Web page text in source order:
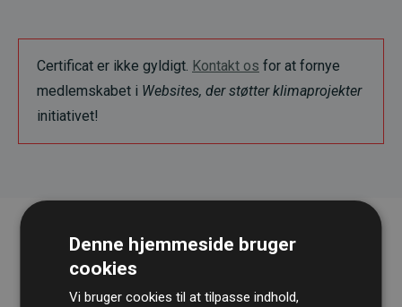
Certificat er ikke gyldigt. Kontakt os for at fornye
medlemskabet i Websites, der støtter klimaprojekter
initiativet!
Denne hjemmeside bruger
cookies
Vi bruger cookies til at tilpasse indhold,